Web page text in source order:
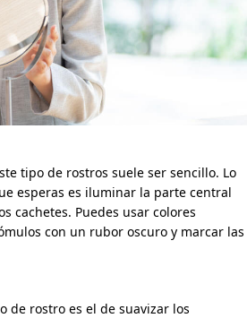
tipo de rostros suele ser sencillo. Lo
esperas es iluminar la parte central
cachetes. Puedes usar colores
con un rubor oscuro y marcar las
de rostro es el de suavizar los